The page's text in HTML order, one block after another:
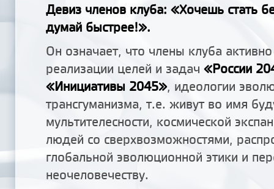
Девиз членов клуба: «Хочешь стать
думай быстрее!».
Он означает, что члены клуба
реализации целей и задач «России
«Инициативы 2045», идеологии
трансгуманизма, т.е. живут во имя
мультителесности, космической
людей со сверхвозможностями,
глобальной эволюционной этики и
неочеловечеству.